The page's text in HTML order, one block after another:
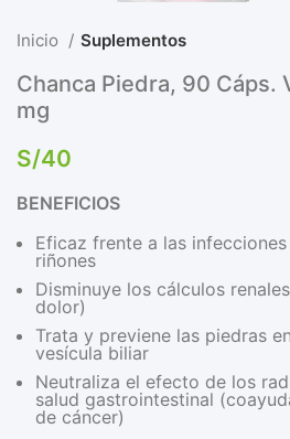
Inicio Suplementos
Chanca Piedra, 90 Cáps.
mg
S/40
BENEFICIOS
Eficaz frente a las
riñones
Disminuye los cálculos
dolor)
Trata y previene las piedras
vesícula biliar
Neutraliza el efecto de los
salud gastrointestinal
de cáncer)